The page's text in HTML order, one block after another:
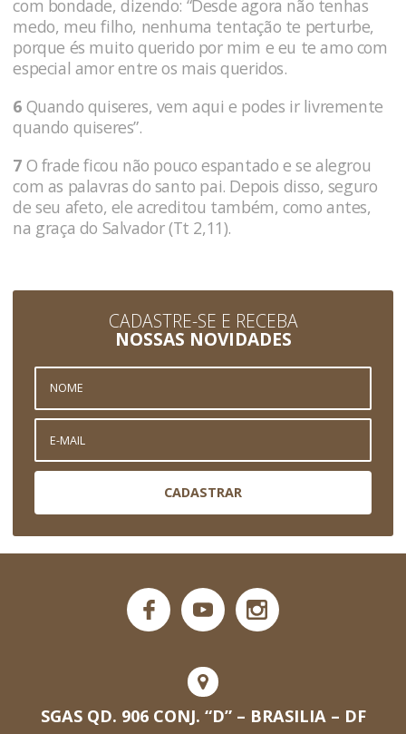
com bondade, dizendo: “Desde agora não tenhas
medo, meu filho, nenhuma tentação te perturbe,
porque és muito querido por mim e eu te amo com
especial amor entre os mais queridos.
6 Quan­do quiseres, vem aqui e podes ir livremente
quando quiseres”.
7 O frade ficou não pouco espantado e se alegrou
com as palavras do santo pai. Depois disso, seguro
de seu afeto, ele acreditou também, como antes,
na graça do Salvador (Tt 2,11).
CADASTRE-SE E RECEBA
NOSSAS NOVIDADES
CADASTRAR
SGAS QD. 906 CONJ. “D” – BRASILIA – DF